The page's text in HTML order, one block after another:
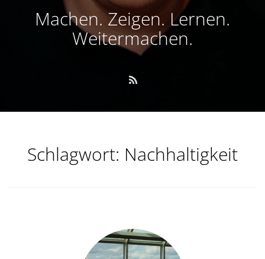
Machen. Zeigen. Lernen.
Weitermachen.
Schlagwort: Nachhaltigkeit